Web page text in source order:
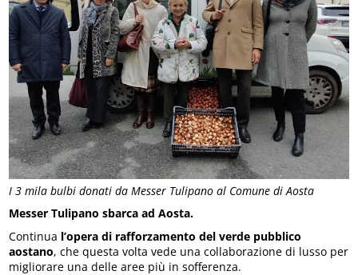
I 3 mila bulbi donati da Messer Tulipano al Comune di Aosta
Messer Tulipano sbarca ad Aosta.
Continua l’opera di rafforzamento del verde pubblico
aostano, che questa volta vede una collaborazione di lusso per
migliorare una delle aree più in sofferenza.